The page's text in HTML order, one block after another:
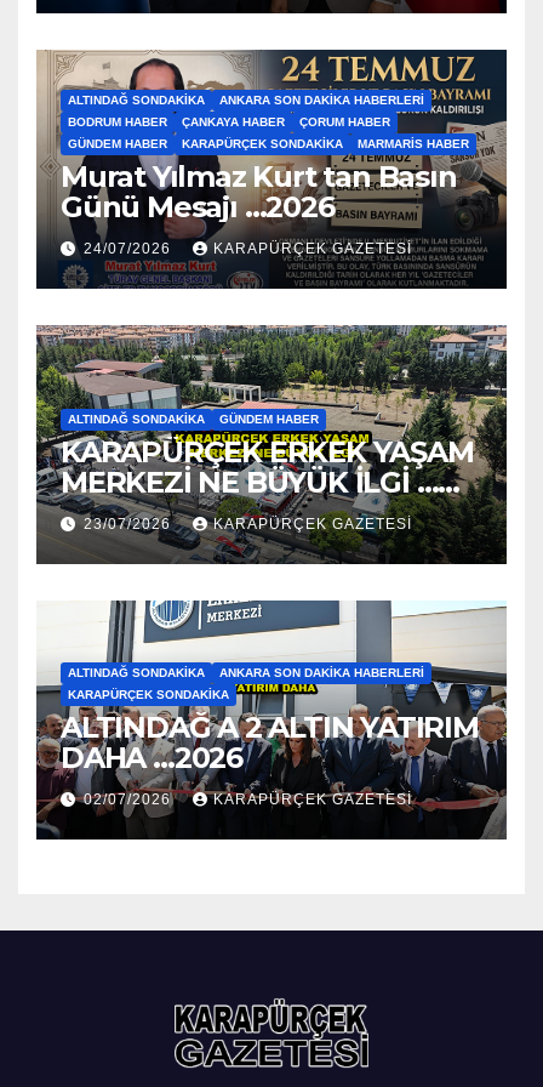
ALTINDAĞ SONDAKIKA
ANKARA SON DAKIKA HABERLERI
BODRUM HABER
ÇANKAYA HABER
ÇORUM HABER
GÜNDEM HABER
KARAPÜRÇEK SONDAKIKA MARMARIS HABER
Murat Yılmaz Kurt tan Basın
Günü Mesajı …2026
24/07/2026 KARAPÜRÇEK GAZETESİ
ALTINDAĞ SONDAKIKA GÜNDEM HABER
KARAPÜRÇEK ERKEK YAŞAM
MERKEZİ NE BÜYÜK İLGİ …
2026
23/07/2026 KARAPÜRÇEK GAZETESİ
ALTINDAĞ SONDAKIKA
ANKARA SON DAKIKA HABERLERI
KARAPÜRÇEK SONDAKIKA
ALTINDAĞ A 2 ALTIN YATIRIM
DAHA …2026
02/07/2026 KARAPÜRÇEK GAZETESİ